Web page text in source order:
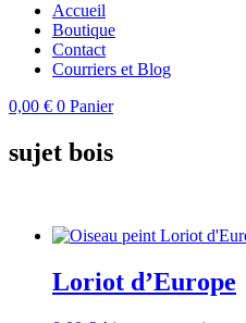
Accueil
Boutique
Contact
Courriers et Blog
0,00 € 0 Panier
sujet bois
Loriot d’Europe